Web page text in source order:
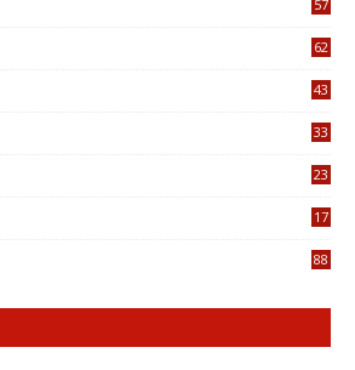
57
62
43
33
23
17
88